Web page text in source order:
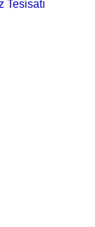
Tesisatı